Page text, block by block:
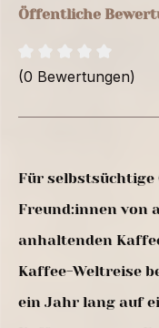
Öffentliche
(0 Bewertungen)
Für
Freund:innen von
anhaltenden
Kaffee-Weltreise
ein Jahr lang auf